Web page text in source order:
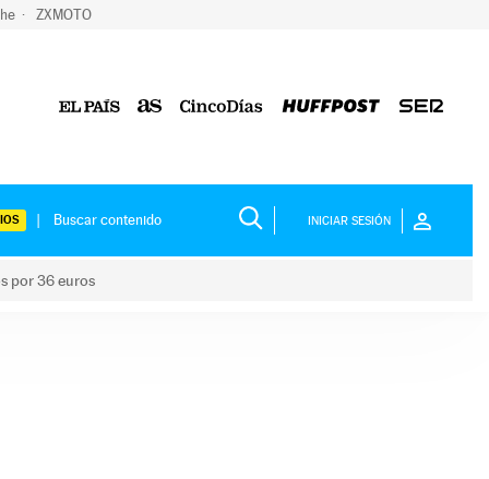
ZXMOTO
INICIAR SESIÓN
por 36 euros